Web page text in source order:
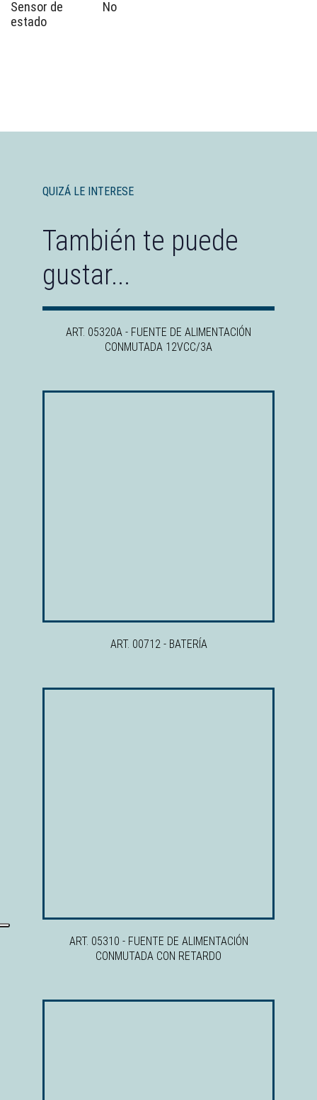
Sensor de
estado
No
QUIZÁ LE INTERESE
También te puede
gustar...
ART. 05320A - FUENTE DE ALIMENTACIÓN
CONMUTADA 12VCC/3A
ART. 00712 - BATERÍA
ART. 05310 - FUENTE DE ALIMENTACIÓN
CONMUTADA CON RETARDO